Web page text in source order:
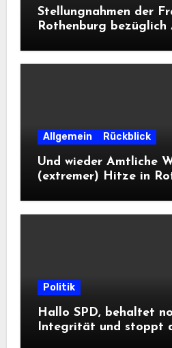
Stellungnahmen der
Rothenburg bezüglich
Allgemein Rückblick
Und wieder Amtliche
(extremer) Hitze in
Politik
Hallo SPD, behaltet
Integrität und stoppt